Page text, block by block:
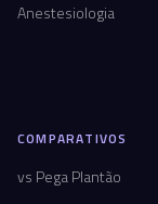
Anestesiologia
COMPARATIVOS
vs Pega Plantão